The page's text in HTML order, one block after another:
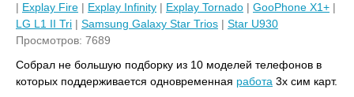
| Explay Fire | Explay Infinity | Explay Tornado | GooPhone X1+ |
LG L1 II Tri | Samsung Galaxy Star Trios | Star U930
Просмотров: 7689
Собрал не большую подборку из 10 моделей телефонов в
которых поддерживается одновременная работа 3х сим карт.